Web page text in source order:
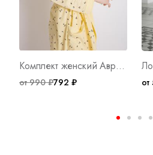
Комплект женский Аврора Г Арт. 8260
от 990 ₽792 ₽